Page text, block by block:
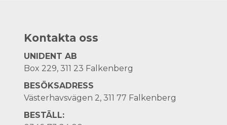
Kontakta oss
UNIDENT AB
Box 229, 311 23 Falkenberg
BESÖKSADRESS
Västerhavsvägen 2, 311 77 Falkenberg
BESTÄLL: